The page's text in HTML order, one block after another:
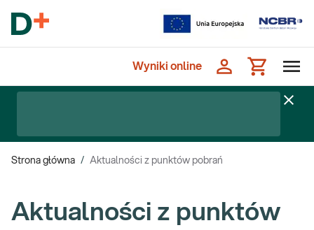
Wyniki online
Strona główna / Aktualności z punktów pobrań
Aktualności z punktów